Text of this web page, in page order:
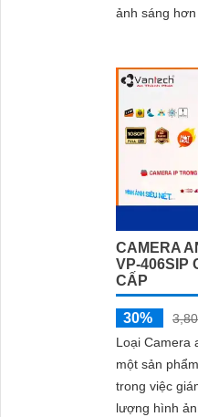
ảnh sáng hơn
CAMERA
VP-406SIP
CẤP
30%
Loại Camera
một sản
trong việc giám
lượng hình